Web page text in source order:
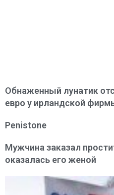
Обнаженный лунатик
евро у ирландской
Penistone
Мужчина заказал
оказалась его женой